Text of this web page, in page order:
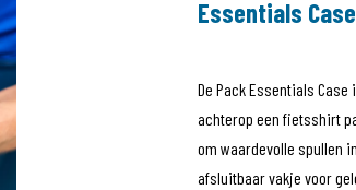
Essentials Case
De Pack Essentials
achterop een fietsshirt
om waardevolle spullen
afsluitbaar vakje voor